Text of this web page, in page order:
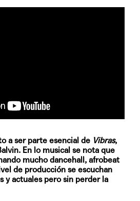
a ser parte esencial de Vibras,
En lo musical se nota que
mucho dancehall, afrobeat
de producción se escuchan
y actuales pero sin perder la